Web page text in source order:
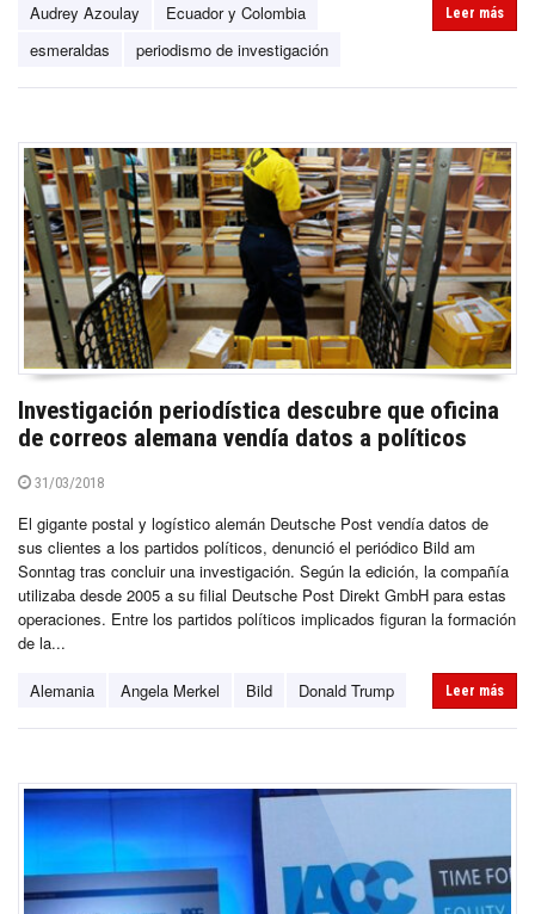
Audrey Azoulay
Ecuador y Colombia
esmeraldas
periodismo de investigación
Leer más
Investigación periodística descubre que oficina
de correos alemana vendía datos a políticos
31/03/2018
El gigante postal y logístico alemán Deutsche Post vendía datos de
sus clientes a los partidos políticos, denunció el periódico Bild am
Sonntag tras concluir una investigación. Según la edición, la compañía
utilizaba desde 2005 a su filial Deutsche Post Direkt GmbH para estas
operaciones. Entre los partidos políticos implicados figuran la formación
de la...
Alemania Angela Merkel Bild Donald Trump Leer más